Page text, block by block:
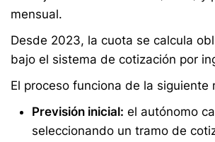
mensual.
Desde 2023, la cuota se calcula
bajo el sistema de cotización por
El proceso funciona de la siguiente
Previsión inicial: el autónomo
seleccionando un tramo de